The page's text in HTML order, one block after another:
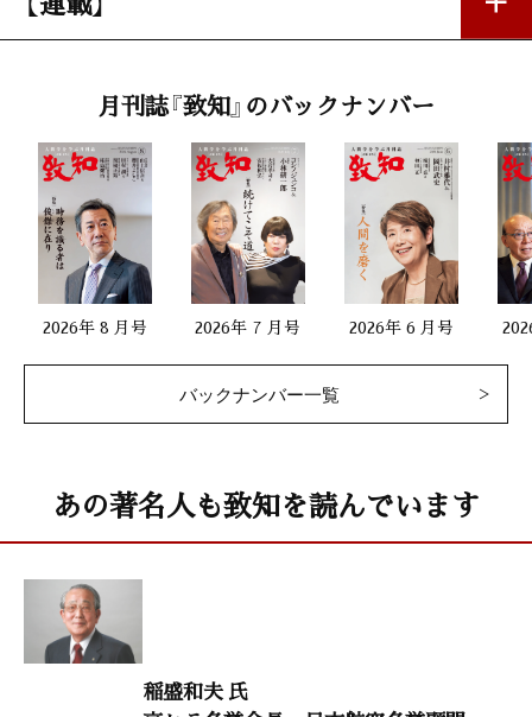
第一線で活躍する女性
俣野千秋（カフェ・リング社長）
私の座右銘
幡掛大輔（クボタ会長）
子孫が語る日本の偉人12
生命のメッセージ14／村上和雄（筑波大学名誉教授）
三百年続く老舗の訓え8
生涯現役43
鶴澤友路（女流義太夫節三味線演奏家）
月刊誌『致知』のバックナンバー
2026年 8 月号 2026年 7 月号 2026年 6 月号
バックナンバー一覧
あの著名人も致知を読んでいます
稲盛和夫 氏